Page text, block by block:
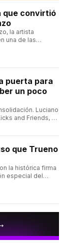
que convirtió
la artista
una de las
puerta para
un poco
Luciano
and Friends, el
que Trueno
la histórica firma
especial del